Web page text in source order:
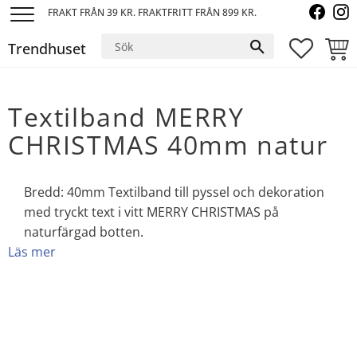
FRAKT FRÅN 39 KR. FRAKTFRITT FRÅN 899 KR.
Trendhuset
Textilband MERRY
CHRISTMAS 40mm natur
Bredd: 40mm Textilband till pyssel och dekoration
med tryckt text i vitt MERRY CHRISTMAS på
naturfärgad botten.
Läs mer